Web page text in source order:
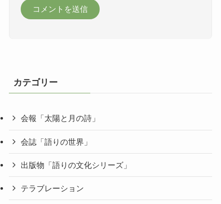
カテゴリー
会報「太陽と月の詩」
会誌「語りの世界」
出版物「語りの文化シリーズ」
テラブレーション